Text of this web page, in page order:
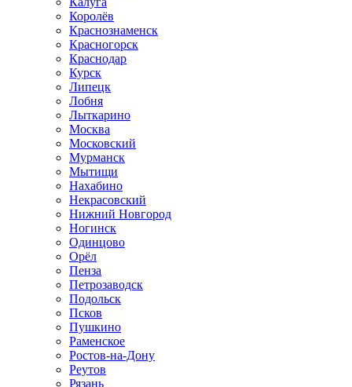
Королёв
Краснознаменск
Красногорск
Краснодар
Курск
Липецк
Лобня
Лыткарино
Москва
Московский
Мурманск
Мытищи
Нахабино
Некрасовский
Нижний Новгород
Ногинск
Одинцово
Орёл
Пенза
Петрозаводск
Подольск
Псков
Пушкино
Раменское
Ростов-на-Дону
Реутов
Рязань